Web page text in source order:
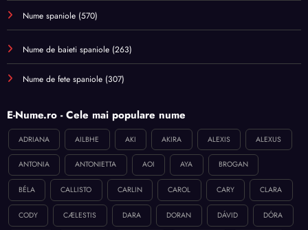
Nume spaniole (570)
Nume de baieti spaniole (263)
Nume de fete spaniole (307)
E-Nume.ro - Cele mai populare nume
ADRIANA AILBHE AKI AKIRA ALEXIS ALEXUS
ANTONIA ANTONIETTA AOI AYA BROGAN
BÉLA CALLISTO CARLIN CAROL CARY CLARA
CODY CÆLESTIS DARA DORAN DÁVID DÓRA